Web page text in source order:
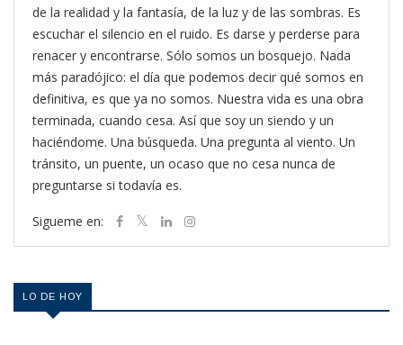
de la realidad y la fantasía, de la luz y de las sombras. Es
escuchar el silencio en el ruido. Es darse y perderse para
renacer y encontrarse. Sólo somos un bosquejo. Nada
más paradójico: el día que podemos decir qué somos en
definitiva, es que ya no somos. Nuestra vida es una obra
terminada, cuando cesa. Así que soy un siendo y un
haciéndome. Una búsqueda. Una pregunta al viento. Un
tránsito, un puente, un ocaso que no cesa nunca de
preguntarse si todavía es.
Sigueme en:
LO DE HOY